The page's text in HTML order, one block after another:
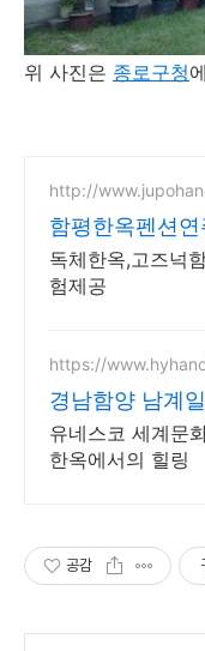
위 사진은 종로구청
http://
함평한옥펜션
독체한옥,고즈넉
험제공
https://
경남함양 남계
유네스코 세계문
한옥에서의 힐링
공감